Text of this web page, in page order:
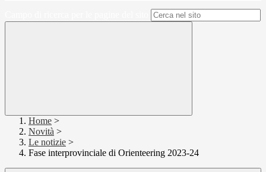
Home >
Novità >
Le notizie >
Fase interprovinciale di Orienteering 2023-24